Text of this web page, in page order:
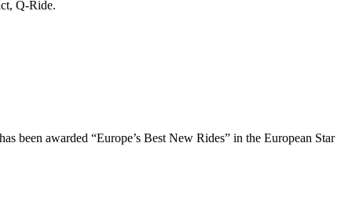
Q-Ride.
been awarded “Europe’s Best New Rides” in the European Star